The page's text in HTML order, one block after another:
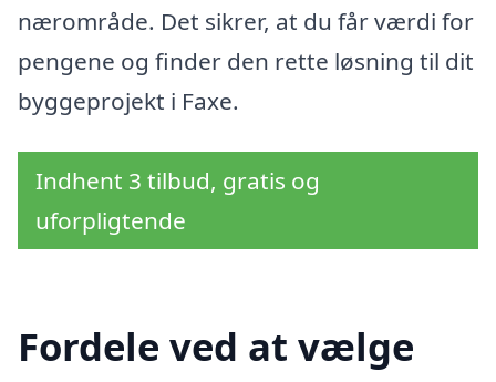
nærområde. Det sikrer, at du får værdi for
pengene og finder den rette løsning til dit
byggeprojekt i Faxe.
Indhent 3 tilbud, gratis og
uforpligtende
Fordele ved at vælge